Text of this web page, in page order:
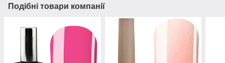
Подібні товари компанії